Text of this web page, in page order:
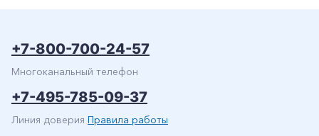
+7-800-700-24-57
Многоканальный телефон
+7-495-785-09-37
Линия доверия Правила работы